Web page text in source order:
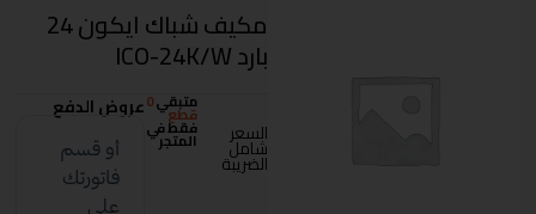
مكيف شباك ايكون 24
بارد ICO-24K/W
السعر
شامل
الضريبة
متبقي0
قطع
فقط في
المتجر
عروض الدفع